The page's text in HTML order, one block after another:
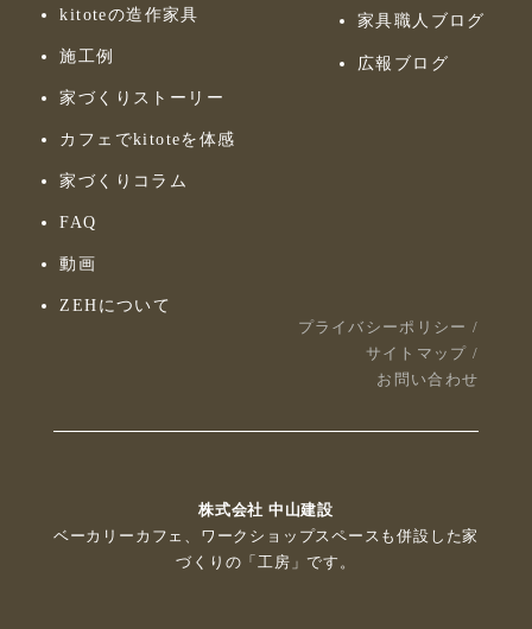
kitoteの造作家具
施工例
家づくりストーリー
カフェでkitoteを体感
家づくりコラム
FAQ
動画
ZEHについて
家具職人ブログ
広報ブログ
プライバシーポリシー /
サイトマップ /
お問い合わせ
株式会社 中山建設
ベーカリーカフェ、ワークショップスペースも併設した家
づくりの「工房」です。